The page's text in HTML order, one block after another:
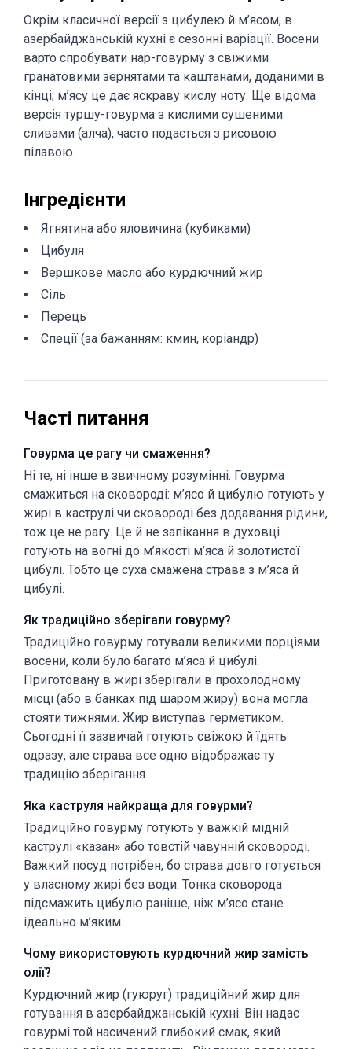
Окрім класичної версії з цибулею й м’ясом, в
азербайджанській кухні є сезонні варіації. Восени
варто спробувати нар-говурму з свіжими
гранатовими зернятами та каштанами, доданими в
кінці; м’ясу це дає яскраву кислу ноту. Ще відома
версія туршу-говурма з кислими сушеними
сливами (алча), часто подається з рисовою
пілавою.
Інгредієнти
Ягнятина або яловичина (кубиками)
Цибуля
Вершкове масло або курдючний жир
Сіль
Перець
Спеції (за бажанням: кмин, коріандр)
Часті питання
Говурма це рагу чи смаження?
Ні те, ні інше в звичному розумінні. Говурма
смажиться на сковороді: м’ясо й цибулю готують у
жирі в каструлі чи сковороді без додавання рідини,
тож це не рагу. Це й не запікання в духовці
готують на вогні до м’якості м’яса й золотистої
цибулі. Тобто це суха смажена страва з м’яса й
цибулі.
Як традиційно зберігали говурму?
Традиційно говурму готували великими порціями
восени, коли було багато м’яса й цибулі.
Приготовану в жирі зберігали в прохолодному
місці (або в банках під шаром жиру) вона могла
стояти тижнями. Жир виступав герметиком.
Сьогодні її зазвичай готують свіжою й їдять
одразу, але страва все одно відображає ту
традицію зберігання.
Яка каструля найкраща для говурми?
Традиційно говурму готують у важкій мідній
каструлі «казан» або товстій чавунній сковороді.
Важкий посуд потрібен, бо страва довго готується
у власному жирі без води. Тонка сковорода
підсмажить цибулю раніше, ніж м’ясо стане
ідеально м’яким.
Чому використовують курдючний жир замість
олії?
Курдючний жир (гуюруг) традиційний жир для
готування в азербайджанській кухні. Він надає
говурмі той насичений глибокий смак, який